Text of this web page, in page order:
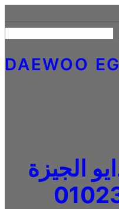
to
content
DAEWOO
الجيزة